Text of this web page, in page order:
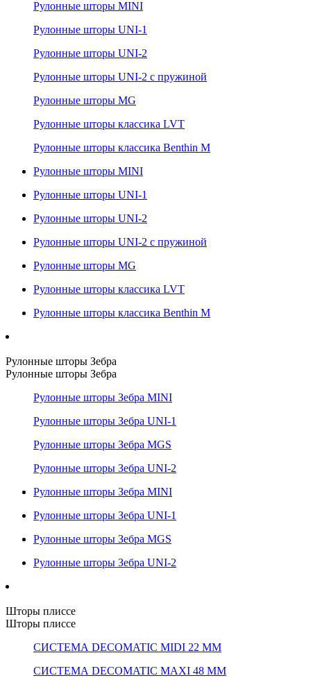
Рулонные шторы MINI
Рулонные шторы UNI-1
Рулонные шторы UNI-2
Рулонные шторы UNI-2 с пружиной
Рулонные шторы MG
Рулонные шторы классика LVT
Рулонные шторы классика Benthin M
Рулонные шторы MINI
Рулонные шторы UNI-1
Рулонные шторы UNI-2
Рулонные шторы UNI-2 с пружиной
Рулонные шторы MG
Рулонные шторы классика LVT
Рулонные шторы классика Benthin M
Рулонные шторы Зебра
Рулонные шторы Зебра
Рулонные шторы Зебра MINI
Рулонные шторы Зебра UNI-1
Рулонные шторы Зебра MGS
Рулонные шторы Зебра UNI-2
Рулонные шторы Зебра MINI
Рулонные шторы Зебра UNI-1
Рулонные шторы Зебра MGS
Рулонные шторы Зебра UNI-2
Шторы плиссе
Шторы плиссе
СИСТЕМА DECOMATIC MIDI 22 ММ
СИСТЕМА DECOMATIC MAXI 48 ММ